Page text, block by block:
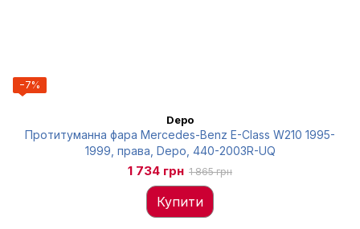
−7%
Depo
Протитуманна фара Mercedes-Benz E-Class W210 1995-
1999, права, Depo, 440-2003R-UQ
1 734 грн 1 865 грн
Купити